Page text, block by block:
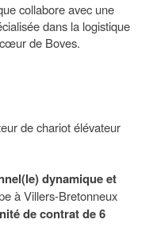
collabore avec une
dans la logistique
de Boves.
de chariot élévateur
dynamique et
à Villers-Bretonneux
de contrat de 6